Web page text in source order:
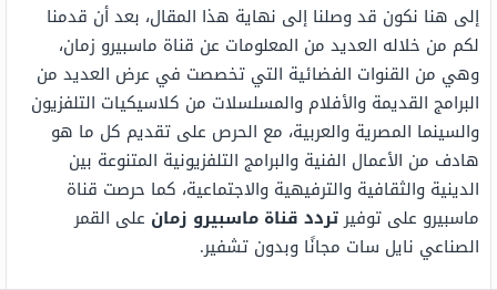
إلى هنا نكون قد وصلنا إلى نهاية هذا المقال، بعد أن قدمنا
لكم من خلاله العديد من المعلومات عن قناة ماسبيرو زمان،
وهي من القنوات الفضائية التي تخصصت في عرض العديد من
البرامج القديمة والأفلام والمسلسلات من كلاسيكيات التلفزيون
والسينما المصرية والعربية، مع الحرص على تقديم كل ما هو
هادف من الأعمال الفنية والبرامج التلفزيونية المتنوعة بين
الدينية والثقافية والترفيهية والاجتماعية، كما حرصت قناة
ماسبيرو على توفيرتردد قناة ماسبيرو زمان على القمر
الصناعي نايل سات مجانًا وبدون تشفير.